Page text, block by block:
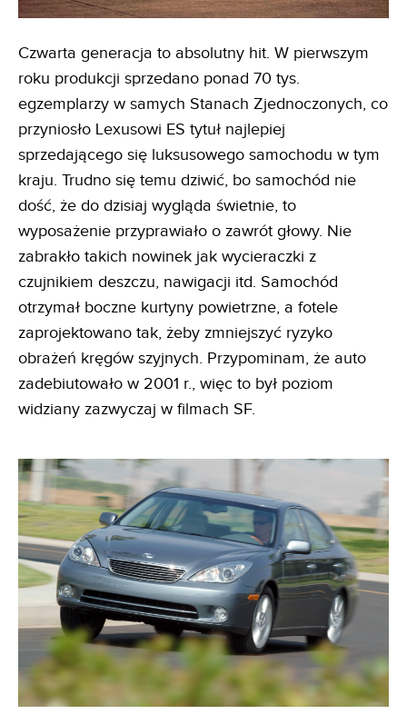
Czwarta generacja to absolutny hit. W pierwszym
roku produkcji sprzedano ponad 70 tys.
egzemplarzy w samych Stanach Zjednoczonych, co
przyniosło Lexusowi ES tytuł najlepiej
sprzedającego się luksusowego samochodu w tym
kraju. Trudno się temu dziwić, bo samochód nie
dość, że do dzisiaj wygląda świetnie, to
wyposażenie przyprawiało o zawrót głowy. Nie
zabrakło takich nowinek jak wycieraczki z
czujnikiem deszczu, nawigacji itd. Samochód
otrzymał boczne kurtyny powietrzne, a fotele
zaprojektowano tak, żeby zmniejszyć ryzyko
obrażeń kręgów szyjnych. Przypominam, że auto
zadebiutowało w 2001 r., więc to był poziom
widziany zazwyczaj w filmach SF.